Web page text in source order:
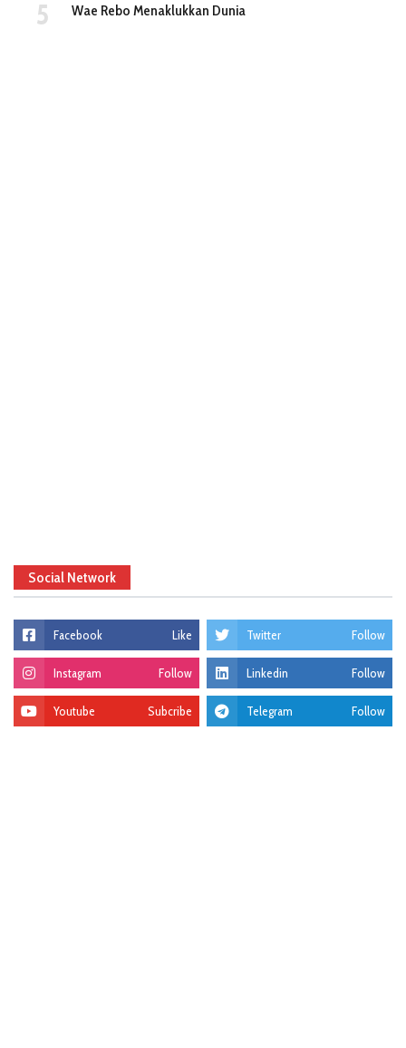
Wae Rebo Menaklukkan Dunia
Social Network
Facebook Like Twitter Follow
Instagram Follow Linkedin Follow
Youtube Subcribe Telegram Follow